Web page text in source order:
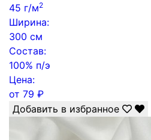
45 г/м2
Ширина:
300 см
Состав:
100% п/э
Цена:
от 79 ₽
Добавить в избранное